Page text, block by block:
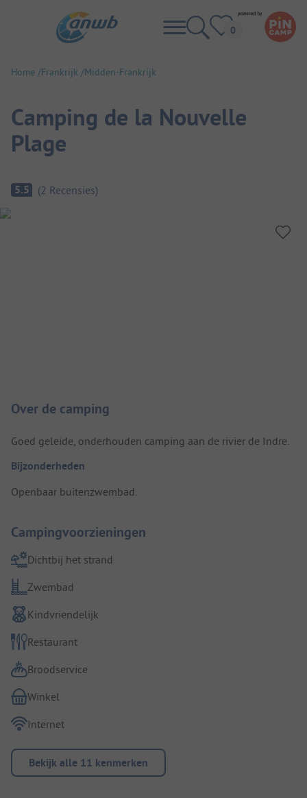
Home Frankrijk Midden-Frankrijk
Camping de la Nouvelle
Plage
Camping overzicht
5.5 (2 Recensies)
Over de camping
Goed geleide, onderhouden camping aan de rivier de Indre.
Bijzonderheden
Openbaar buitenzwembad.
Campingvoorzieningen
Dichtbij het strand
Zwembad
Kindvriendelijk
Restaurant
Broodservice
Winkel
Internet
Bekijk alle 11 kenmerken